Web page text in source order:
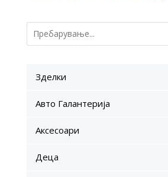
Зделки
Авто Галантерија
Аксесоари
Деца